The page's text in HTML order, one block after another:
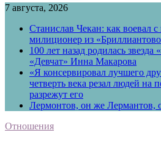
7 августа, 2026
Станислав Чекан: как воевал
милиционер из
100 лет назад родилась
«Девчат» Инна Макарова
«Я консервировал лучшего
четверть века резал людей на
разрежут его
Лермонтов, он же Лермантов,
Отношения